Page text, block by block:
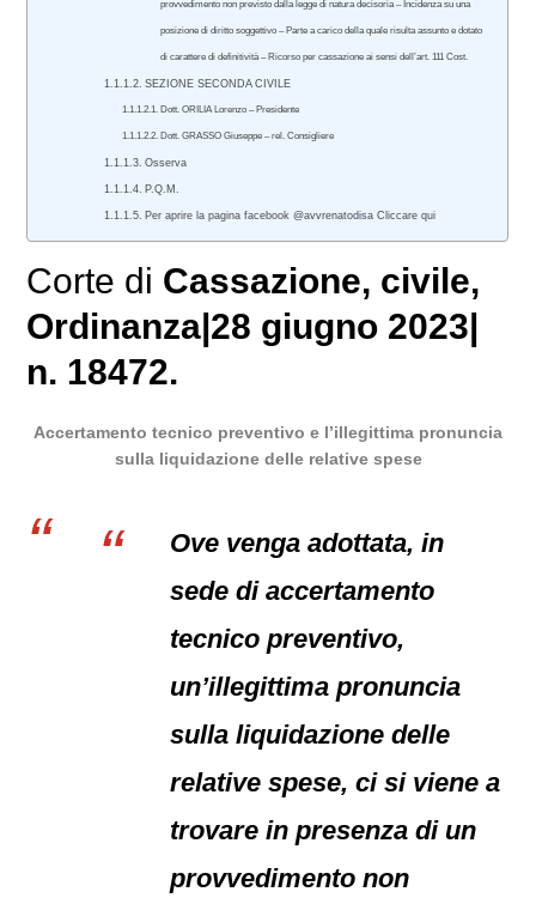
provvedimento non previsto dalla legge di natura decisoria – Incidenza su una
posizione di diritto soggettivo – Parte a carico della quale risulta assunto e dotato
di carattere di definitività – Ricorso per cassazione ai sensi dell’art. 111 Cost.
SEZIONE SECONDA CIVILE
Dott. ORILIA Lorenzo – Presidente
Dott. GRASSO Giuseppe – rel. Consigliere
Osserva
P.Q.M.
Per aprire la pagina facebook @avvrenatodisa Cliccare qui
Corte di Cassazione, civile,
Ordinanza|28 giugno 2023|
n. 18472.
Accertamento tecnico preventivo e l’illegittima pronuncia
sulla liquidazione delle relative spese
Ove venga adottata, in
sede di accertamento
tecnico preventivo,
un’illegittima pronuncia
sulla liquidazione delle
relative spese, ci si viene a
trovare in presenza di un
provvedimento non